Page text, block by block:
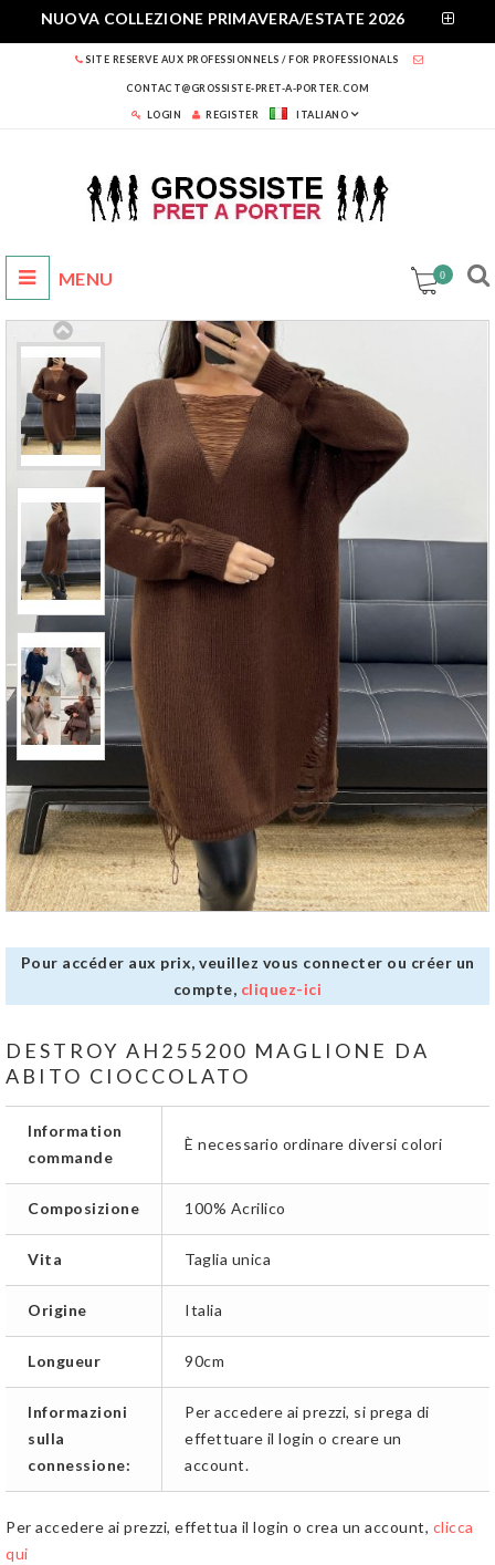
NUOVA COLLEZIONE PRIMAVERA/ESTATE 2026
SITE RESERVE AUX PROFESSIONNELS / FOR PROFESSIONALS
CONTACT@GROSSISTE-PRET-A-PORTER.COM
LOGIN REGISTER ITALIANO
0
Pour accéder aux prix, veuillez vous connecter ou créer un
compte, cliquez-ici
DESTROY AH255200 MAGLIONE DA
ABITO CIOCCOLATO
Information
commande
È necessario ordinare diversi colori
Composizione 100% Acrilico
Vita Taglia unica
Origine Italia
Longueur 90cm
Informazioni
sulla
connessione:
Per accedere ai prezzi, si prega di
effettuare il login o creare un
account.
Per accedere ai prezzi, effettua il login o crea un account, clicca
qui